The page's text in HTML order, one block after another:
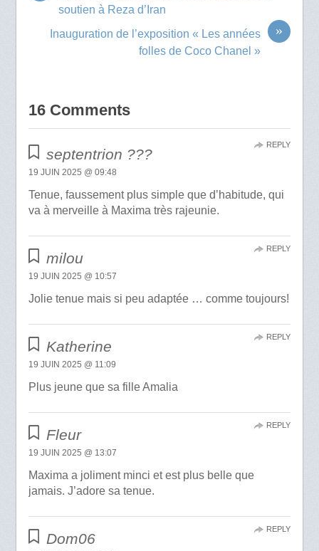
soutien à Reza d’Iran
»
Inauguration de l’exposition « Les années
folles de Coco Chanel »
16 Comments
septentrion ???
19 JUIN 2025 @ 09:48
Tenue, faussement plus simple que d’habitude, qui
va à merveille à Maxima très rajeunie.
REPLY
milou
19 JUIN 2025 @ 10:57
Jolie tenue mais si peu adaptée … comme toujours!
REPLY
Katherine
19 JUIN 2025 @ 11:09
Plus jeune que sa fille Amalia
REPLY
Fleur
19 JUIN 2025 @ 13:07
Maxima a joliment minci et est plus belle que
jamais. J’adore sa tenue.
REPLY
Dom06
REPLY